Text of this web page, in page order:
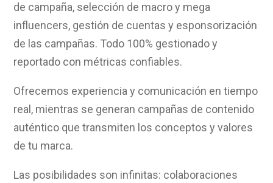
de campaña, selección de macro y mega
influencers, gestión de cuentas y esponsorización
de las campañas. Todo 100% gestionado y
reportado con métricas confiables.
Ofrecemos experiencia y comunicación en tiempo
real, mientras se generan campañas de contenido
auténtico que transmiten los conceptos y valores
de tu marca.
Las posibilidades son infinitas: colaboraciones